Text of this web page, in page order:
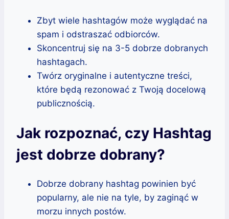
Zbyt wiele hashtagów może wyglądać na
spam i odstraszać odbiorców.
Skoncentruj się na 3-5 dobrze dobranych
hashtagach.
Twórz oryginalne i autentyczne treści,
które będą rezonować z Twoją docelową
publicznością.
Jak rozpoznać, czy Hashtag
jest dobrze dobrany?
Dobrze dobrany hashtag powinien być
popularny, ale nie na tyle, by zaginąć w
morzu innych postów.